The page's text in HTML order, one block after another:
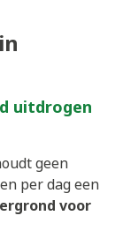
uitdrogen
geen
per dag een
voor